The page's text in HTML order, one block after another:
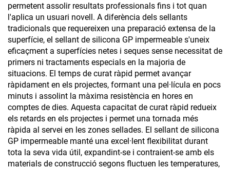
permetent assolir resultats professionals fins i tot quan
l'aplica un usuari novell. A diferència dels sellants
tradicionals que requereixen una preparació extensa de la
superfície, el sellant de silicona GP impermeable s'uneix
eficaçment a superfícies netes i seques sense necessitat de
primers ni tractaments especials en la majoria de
situacions. El temps de curat ràpid permet avançar
ràpidament en els projectes, formant una pel·lícula en pocs
minuts i assolint la màxima resistència en hores en
comptes de dies. Aquesta capacitat de curat ràpid redueix
els retards en els projectes i permet una tornada més
ràpida al servei en les zones sellades. El sellant de silicona
GP impermeable manté una excel·lent flexibilitat durant
tota la seva vida útil, expandint-se i contraient-se amb els
materials de construcció segons fluctuen les temperatures,